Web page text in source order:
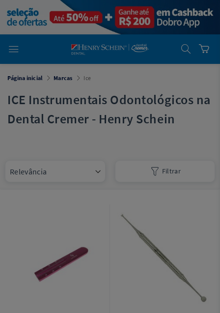
Dental
Cremer -
Henry Schein
Laboratório
Laboratório
emDental
Henry Schein
Cremer
Página inicial Marcas Ice
ICE Instrumentais Odontológicos na
Dental Cremer - Henry Schein
Filtrar